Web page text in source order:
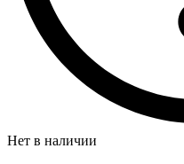
Нет в наличии